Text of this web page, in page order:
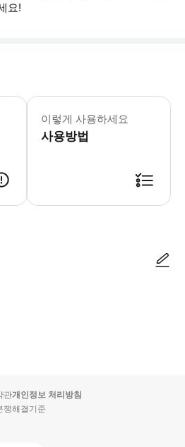
요!
푸켓 성수기에는 오후 2시 30분 세션
이렇게 사용하세요
사용방법
관개인정보 처리방침
쟁해결기준